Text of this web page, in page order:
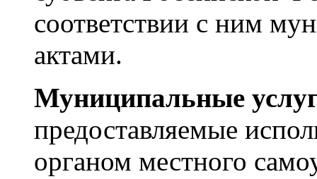
соответствии с ним
актами.
Муниципальные
предоставляемые
органом местного